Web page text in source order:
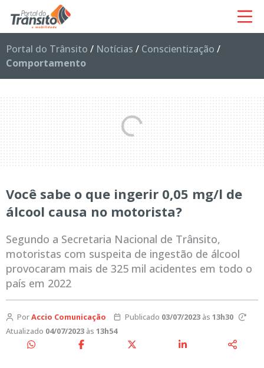
Portal do Trânsito / Notícias / Conscientização /
Comportamento
Você sabe o que ingerir 0,05 mg/l de
álcool causa no motorista?
Segundo a Secretaria Nacional de Trânsito,
motoristas com suspeita de ingestão de álcool
provocaram mais de 325 mil acidentes em todo o
país em 2022
PorAccio Comunicação Publicado 03/07/2023às 13h30
Atualizado 04/07/2023 às 13h54